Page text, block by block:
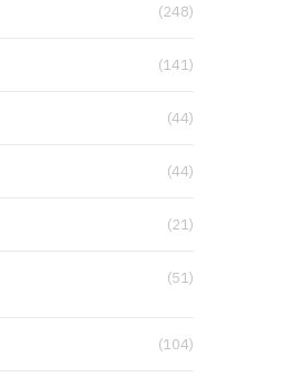
(248)
(141)
(44)
(44)
(21)
(51)
(104)